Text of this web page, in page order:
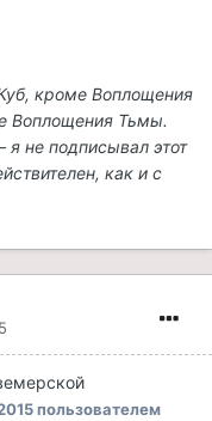
кроме Воплощения
Воплощения Тьмы.
я не подписывал этот
как и с
пользователем